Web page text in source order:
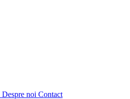
Despre noi Contact